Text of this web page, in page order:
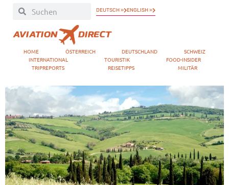
DEUTSCH » ENGLISH »
HOME ÖSTERREICH DEUTSCHLAND
SCHWEIZ
INTERNATIONAL
TOURISTIK
FOOD-INSIDER
TRIPREPORTS
REISETIPPS MILITÄR